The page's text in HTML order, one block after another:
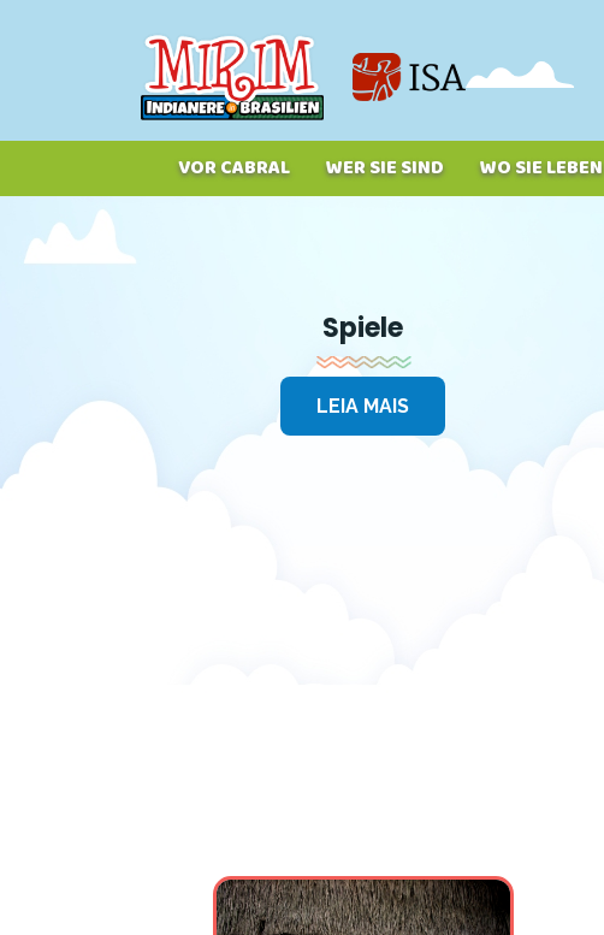
VOR CABRAL WER SIE SIND WO SIE LEBEN
Spiele
LEIA MAIS